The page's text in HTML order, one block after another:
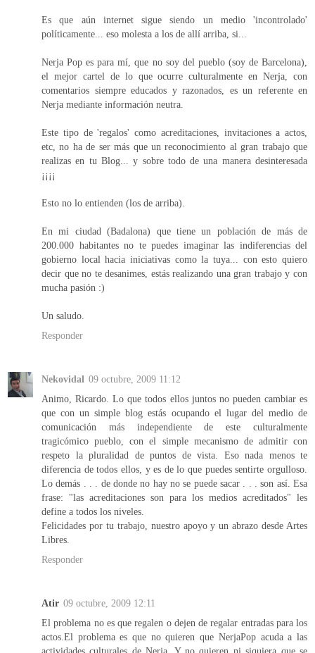
Es que aún internet sigue siendo un medio 'incontrolado'
políticamente... eso molesta a los de allí arriba, si...
Nerja Pop es para mí, que no soy del pueblo (soy de Barcelona),
el mejor cartel de lo que ocurre culturalmente en Nerja, con
comentarios siempre educados y razonados, es un referente en
Nerja mediante información neutra.
Este tipo de 'regalos' como acreditaciones, invitaciones a actos,
etc, no ha de ser más que un reconocimiento al gran trabajo que
realizas en tu Blog... y sobre todo de una manera desinteresada
¡¡¡¡
Esto no lo entienden (los de arriba).
En mi ciudad (Badalona) que tiene un población de más de
200.000 habitantes no te puedes imaginar las indiferencias del
gobierno local hacia iniciativas como la tuya... con esto quiero
decir que no te desanimes, estás realizando una gran trabajo y con
mucha pasión :)
Un saludo.
Responder
Nekovidal 09 octubre, 2009 11:12
Animo, Ricardo. Lo que todos ellos juntos no pueden cambiar es
que con un simple blog estás ocupando el lugar del medio de
comunicación más independiente de este culturalmente
tragicómico pueblo, con el simple mecanismo de admitir con
respeto la pluralidad de puntos de vista. Eso nada menos te
diferencia de todos ellos, y es de lo que puedes sentirte orgulloso.
Lo demás . . . de donde no hay no se puede sacar . . . son así. Esa
frase: "las acreditaciones son para los medios acreditados" les
define a todos los niveles.
Felicidades por tu trabajo, nuestro apoyo y un abrazo desde Artes
Libres.
Responder
Atir 09 octubre, 2009 12:11
El problema no es que regalen o dejen de regalar entradas para los
actos.El problema es que no quieren que NerjaPop acuda a las